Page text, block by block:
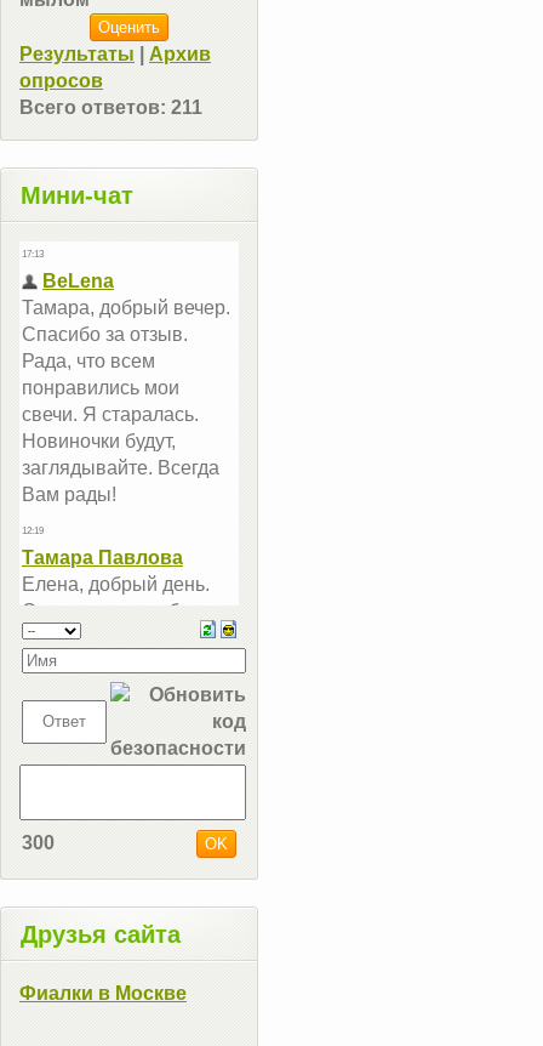
Результаты
Архив
опросов
Всего ответов: 211
Мини-чат
300
Друзья сайта
Фиалки в Москве